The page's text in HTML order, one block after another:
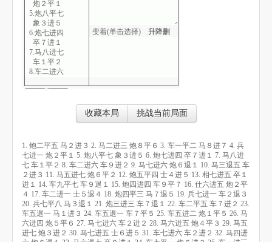
炮２平１
5.炮八平七
象３进５
6.炮七进四
卒７进１
7.马八进七
车１平２
8.车二进六
9.马七进六
12.炮五平四
士４进５
13.相七进五
卒１进１
14.车九平七
车９退１
15.炮四进四
车９平７
16.仕六进五
炮２平４
变着(单击选择) 升降删
收藏本局 挑战当前局面
1. 炮二平五 马２进３ 2. 马二进三 炮８平６ 3. 车一平二 马８进７ 4. 兵
七进一 炮２平１ 5. 炮八平七 象３进５ 6. 炮七进四 卒７进１ 7. 马八进
七 车１平２ 8. 车二进六 车９进２ 9. 马七进六 炮６退１ 10. 马三退五 车
２进３ 11. 马五进七 炮６平２ 12. 炮五平四 士４进５ 13. 相七进五 卒１
进１ 14. 车九平七 车９退１ 15. 炮四进四 车９平７ 16. 仕六进五 炮２平
４ 17. 车二进一 士５退４ 18. 炮四平三 马７退５ 19. 兵七进一 车２退３
20. 兵七平八 马３退１ 21. 炮三进三 车７退１ 22. 车二平五 车７进２ 23.
车五退一 马１进３ 24. 车五退一 车７平５ 25. 车五进二 炮１平５ 26. 马
六进四 炮５平６ 27. 马七进六 车２进２ 28. 马六进五 炮４平３ 29. 马五
进七 炮３进２ 30. 马七进五 士６进５ 31. 车七进六 车２进２ 32. 马四进